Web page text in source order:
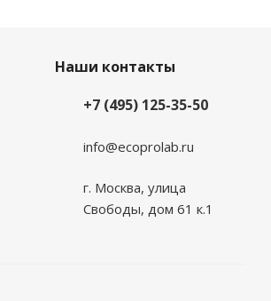
Наши контакты
+7 (495) 125-35-50
info@ecoprolab.ru
г. Москва, улица
Свободы, дом 61 к.1